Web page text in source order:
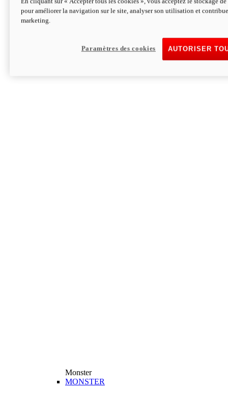
Hypermotard V2 SP 100
Découvrez-le
Monster
MONSTER
pour améliorer la navigation sur le site, analyser son utilisation et
marketing.
AUTORISER
Paramètres des cookies